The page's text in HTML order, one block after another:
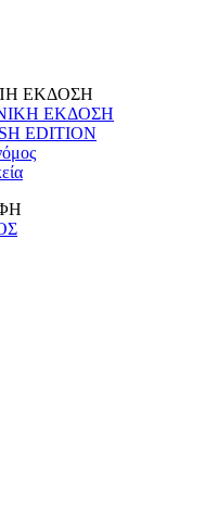
ΕΚΔΟΣΗ
ΕΚΔΟΣΗ
EDITION